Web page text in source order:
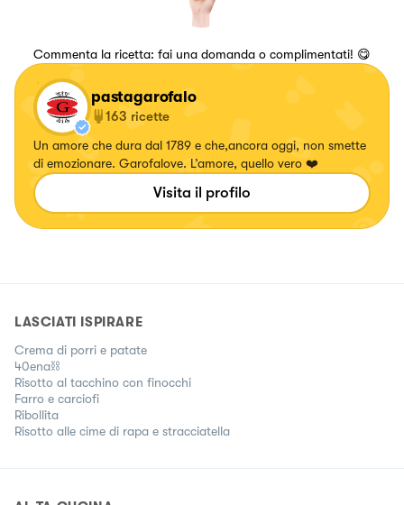
Commenta la ricetta: fai una domanda o complimentati! 😋
pastagarofalo
163 ricette
Un amore che dura dal 1789 e che,ancora oggi, non smette
di emozionare. Garofalove. L’amore, quello vero ❤️
Visita il profilo
LASCIATI ISPIRARE
Crema di porri e patate
40ena⛓️
Risotto al tacchino con finocchi
Farro e carciofi
Ribollita
Risotto alle cime di rapa e stracciatella